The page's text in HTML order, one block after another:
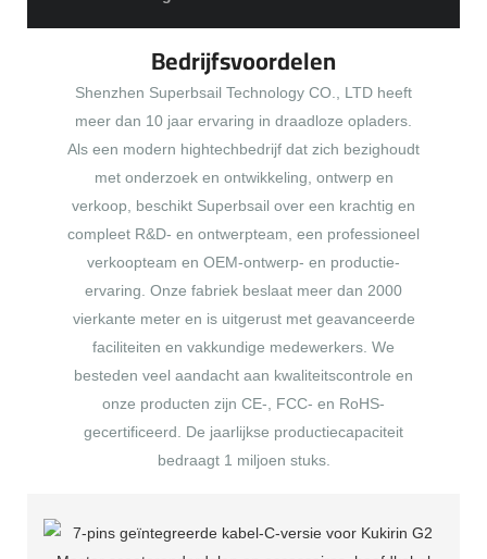
Bedrijfsvoordelen
Shenzhen Superbsail Technology CO., LTD heeft
meer dan 10 jaar ervaring in draadloze opladers.
Als een modern hightechbedrijf dat zich bezighoudt
met onderzoek en ontwikkeling, ontwerp en
verkoop, beschikt Superbsail over een krachtig en
compleet R&D- en ontwerpteam, een professioneel
verkoopteam en OEM-ontwerp- en productie-
ervaring. Onze fabriek beslaat meer dan 2000
vierkante meter en is uitgerust met geavanceerde
faciliteiten en vakkundige medewerkers. We
besteden veel aandacht aan kwaliteitscontrole en
onze producten zijn CE-, FCC- en RoHS-
gecertificeerd. De jaarlijkse productiecapaciteit
bedraagt ​​1 miljoen stuks.